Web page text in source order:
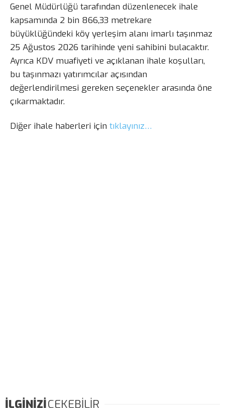
Genel Müdürlüğü tarafından düzenlenecek ihale
kapsamında 2 bin 866,33 metrekare
büyüklüğündeki köy yerleşim alanı imarlı taşınmaz
25 Ağustos 2026 tarihinde yeni sahibini bulacaktır.
Ayrıca KDV muafiyeti ve açıklanan ihale koşulları,
bu taşınmazı yatırımcılar açısından
değerlendirilmesi gereken seçenekler arasında öne
çıkarmaktadır.
Diğer ihale haberleri için tıklayınız…
İLGİNİZİÇEKEBİLİR